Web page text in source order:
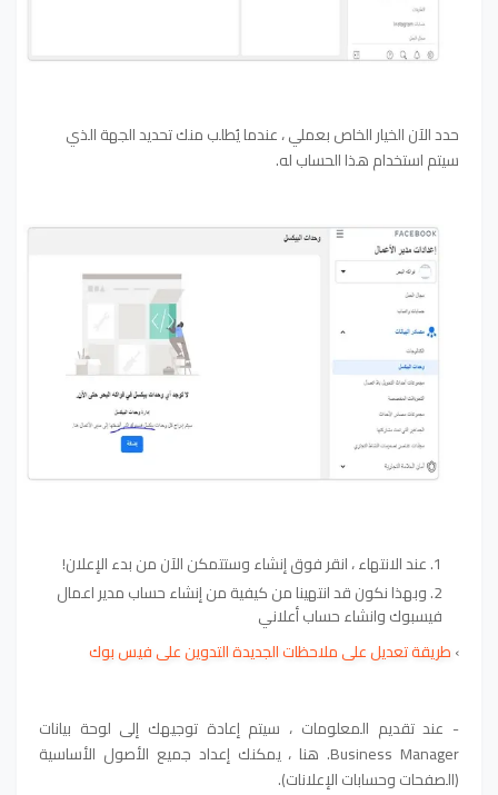
حدد الآن الخيار الخاص بعملي ، عندما يُطلب منك تحديد الجهة الذي
سيتم استخدام هذا الحساب له.
عند الانتهاء ، انقر فوق إنشاء وستتمكن الآن من بدء الإعلان!
وبهذا نكون قد انتهينا من كيفية من إنشاء حساب مدير اعمال
فيسبوك وانشاء حساب أعلاني
›طريقة تعديل على ملاحظات الجديدة التدوين على فيس بوك
- عند تقديم المعلومات ، سيتم إعادة توجيهك إلى لوحة بيانات
Business Manager. هنا ، يمكنك إعداد جميع الأصول الأساسية
(الصفحات وحسابات الإعلانات).